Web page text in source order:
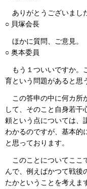
ありがとうございまし
○ 貝塚会長
ほかに質問、ご意見。
○ 奥本委員
もう１ついいですか。
育という問題があると思
この答申の中に何カ所
して、そのこと自身若干
頼という点については、
わかるのですが、基本的
と思っております。
このことについてここ
んで、例えばかつて戦後
たかということを考えま